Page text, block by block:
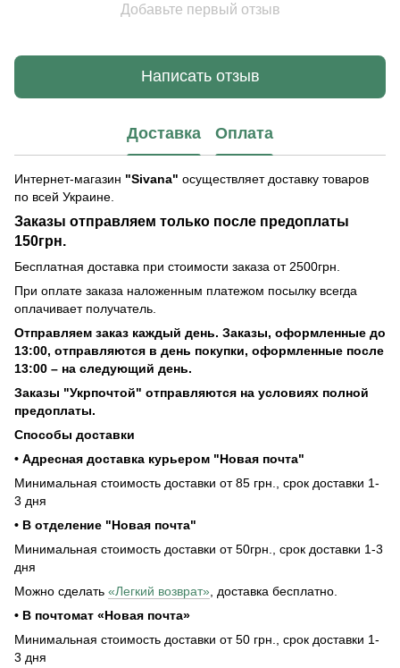
Добавьте первый отзыв
Написать отзыв
Доставка Оплата
Интернет-магазин "Sivana" осуществляет доставку товаров
по всей Украине.
Заказы отправляем только после предоплаты
150грн.
Бесплатная доставка при стоимости заказа от 2500грн.
При оплате заказа наложенным платежом посылку всегда
оплачивает получатель.
Отправляем заказ каждый день. Заказы, оформленные до
13:00, отправляются в день покупки, оформленные после
13:00 – на следующий день.
Заказы "Укрпочтой" отправляются на условиях полной
предоплаты.
Способы доставки
• Адресная доставка курьером "Новая почта"
Минимальная стоимость доставки от 85 грн., срок доставки 1-
3 дня
• В отделение "Новая почта"
Минимальная стоимость доставки от 50грн., срок доставки 1-3
дня
Можно сделать «Легкий возврат» , доставка бесплатно.
• В почтомат «Новая почта»
Минимальная стоимость доставки от 50 грн., срок доставки 1-
3 дня